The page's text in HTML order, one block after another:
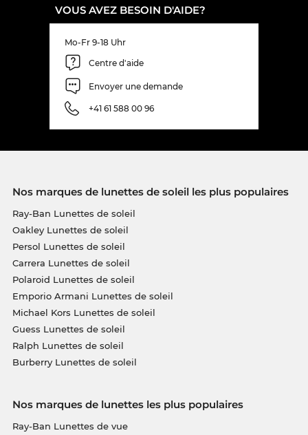
VOUS AVEZ BESOIN D'AIDE?
Mo-Fr 9-18 Uhr
Centre d'aide
Envoyer une demande
+41 61 588 00 96
Nos marques de lunettes de soleil les plus populaires
Ray-Ban Lunettes de soleil
Oakley Lunettes de soleil
Persol Lunettes de soleil
Carrera Lunettes de soleil
Polaroid Lunettes de soleil
Emporio Armani Lunettes de soleil
Michael Kors Lunettes de soleil
Guess Lunettes de soleil
Ralph Lunettes de soleil
Burberry Lunettes de soleil
Nos marques de lunettes les plus populaires
Ray-Ban Lunettes de vue